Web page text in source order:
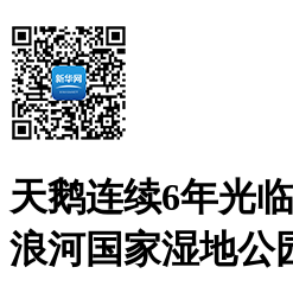
天鹅连续6年光
浪河国家湿地公